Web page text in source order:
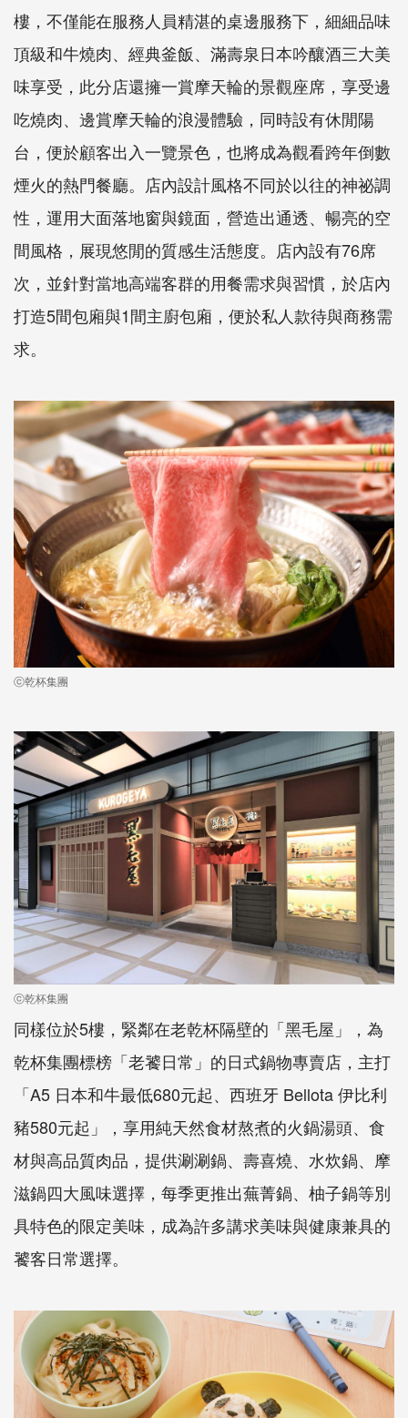
樓，不僅能在服務人員精湛的桌邊服務下，細細品味
頂級和牛燒肉、經典釜飯、滿壽泉日本吟釀酒三大美
味享受，此分店還擁一賞摩天輪的景觀座席，享受邊
吃燒肉、邊賞摩天輪的浪漫體驗，同時設有休閒陽
台，便於顧客出入一覽景色，也將成為觀看跨年倒數
煙火的熱門餐廳。店內設計風格不同於以往的神祕調
性，運用大面落地窗與鏡面，營造出通透、暢亮的空
間風格，展現悠閒的質感生活態度。店內設有76席
次，並針對當地高端客群的用餐需求與習慣，於店內
打造5間包廂與1間主廚包廂，便於私人款待與商務需
求。
ⓒ乾杯集團
ⓒ乾杯集團
同樣位於5樓，緊鄰在老乾杯隔壁的「黑毛屋」，為
乾杯集團標榜「老饕日常」的日式鍋物專賣店，主打
「A5 日本和牛最低680元起、西班牙 Bellota 伊比利
豬580元起」，享用純天然食材熬煮的火鍋湯頭、食
材與高品質肉品，提供涮涮鍋、壽喜燒、水炊鍋、摩
滋鍋四大風味選擇，每季更推出蕪菁鍋、柚子鍋等別
具特色的限定美味，成為許多講求美味與健康兼具的
饕客日常選擇。